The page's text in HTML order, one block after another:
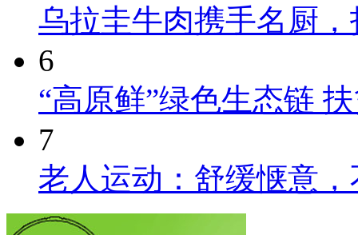
乌拉圭牛肉携手名厨
6
“高原鲜”绿色生态链
7
老人运动：舒缓惬意